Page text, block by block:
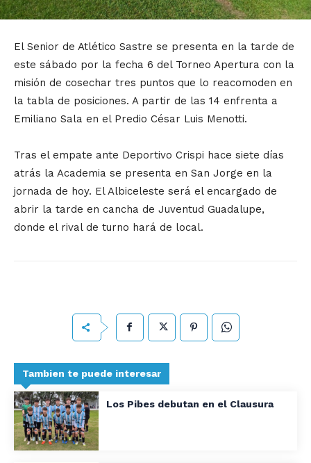
El Senior de Atlético Sastre se presenta en la tarde de
este sábado por la fecha 6 del Torneo Apertura con la
misión de cosechar tres puntos que lo reacomoden en
la tabla de posiciones. A partir de las 14 enfrenta a
Emiliano Sala en el Predio César Luis Menotti.
Tras el empate ante Deportivo Crispi hace siete días
atrás la Academia se presenta en San Jorge en la
jornada de hoy. El Albiceleste será el encargado de
abrir la tarde en cancha de Juventud Guadalupe,
donde el rival de turno hará de local.
Tambien te puede interesar
Los Pibes debutan en el Clausura